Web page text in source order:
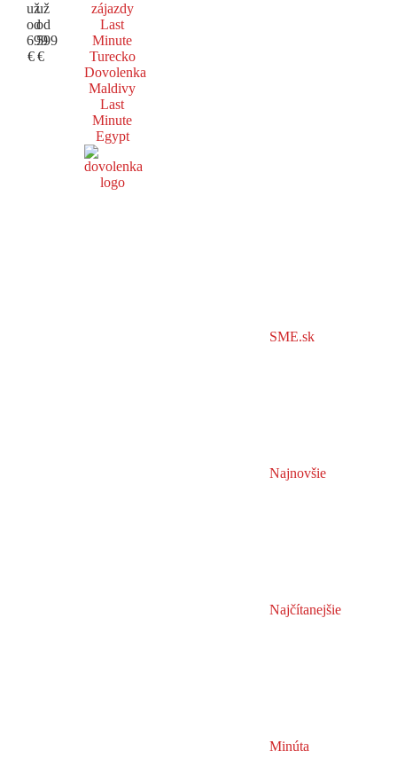
už
od
699
€
už
od
599
€
zájazdy
Last
Minute
Turecko
Dovolenka
Maldivy
Last
Minute
Egypt
SME.sk
Najnovšie
Najčítanejšie
Minúta